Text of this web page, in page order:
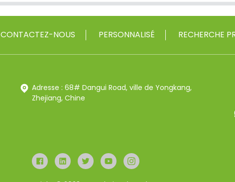
CONTACTEZ-NOUS PERSONNALISÉ RECHERCHE
Adresse : 68# Dangui Road, ville de Yongkang,
Zhejiang, Chine